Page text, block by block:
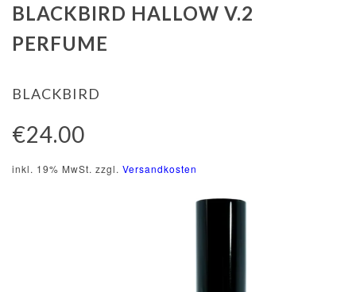
BLACKBIRD HALLOW V.2
PERFUME
BLACKBIRD
€24.00
inkl. 19% MwSt. zzgl. Versandkosten